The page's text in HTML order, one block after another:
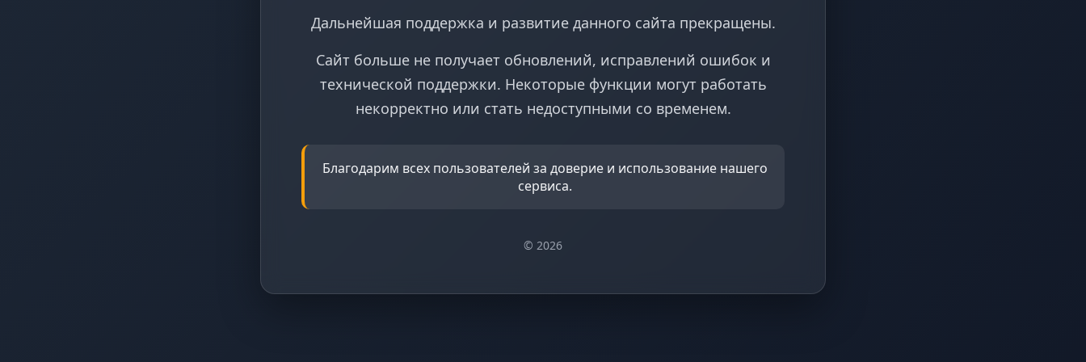
Дальнейшая поддержка и развитие данного сайта прекращены.
Сайт больше не получает обновлений, исправлений ошибок и
технической поддержки. Некоторые функции могут работать
некорректно или стать недоступными со временем.
Благодарим всех пользователей за доверие и использование нашего
сервиса.
© 2026